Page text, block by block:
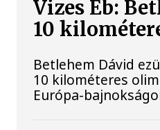
Vizes Eb:
10
Betlehem Dávid
10 kilométeres
Európa-